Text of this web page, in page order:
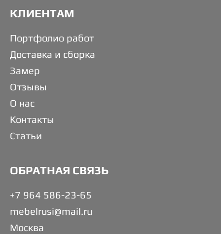
КЛИЕНТАМ
Портфолио работ
Доставка и сборка
Замер
Отзывы
О нас
Контакты
Статьи
ОБРАТНАЯ СВЯЗЬ
+7 964 586-23-65
mebelrusi@mail.ru
Москва